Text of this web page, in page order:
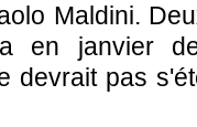
Maldini.
en janvier
devrait pas